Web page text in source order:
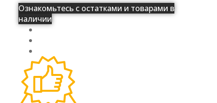
Ознакомьтесь с остатками и товарами в
наличии